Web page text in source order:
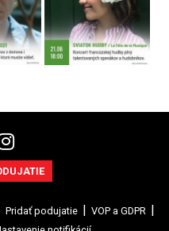
Pridať podujatie
VOP a GDPR